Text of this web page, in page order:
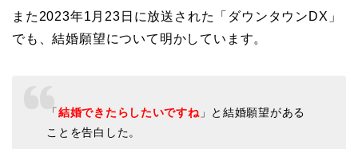
また2023年1月23日に放送された「ダウンタウンDX」
でも、結婚願望について明かしています。
「結婚できたらしたいですね」と結婚願望がある
ことを告白した。